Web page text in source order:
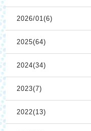
2026/01(6)
2025(64)
2024(34)
2023(7)
2022(13)